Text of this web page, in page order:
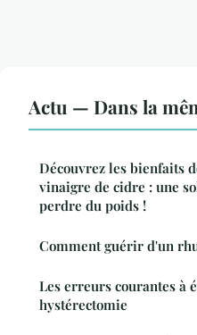
Actu — Dans la
Découvrez les bienfaits
vinaigre de cidre : une
perdre du poids !
Comment guérir d'un
Les erreurs courantes à
hystérectomie